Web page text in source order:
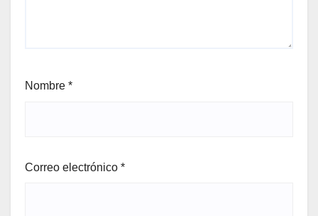
Nombre *
Correo electrónico *